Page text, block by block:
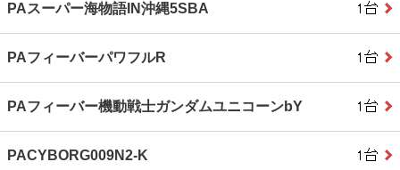
PAスーパー海物語IN沖縄5SBA
PAフィーバーパワフルR
PAフィーバー機動戦士ガンダムユニコーンbY
PACYBORG009N2-K